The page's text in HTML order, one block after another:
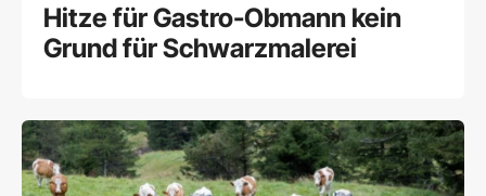
Hitze für Gastro-Obmann kein
Grund für Schwarzmalerei